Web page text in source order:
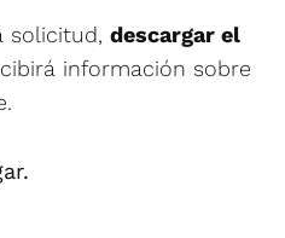
solicitud, descargar el
información sobre